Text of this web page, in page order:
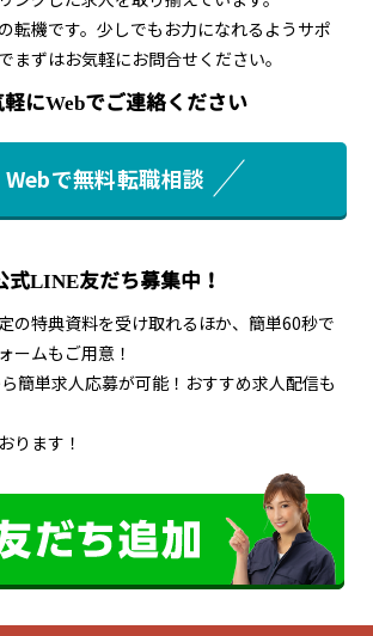
転機です。少しでもお力になれるようサポ
まずはお気軽にお問合せください。
軽にWebでご連絡ください
Webで無料転職相談
式LINE友だち募集中！
の特典資料を受け取れるほか、簡単60秒で
ームもご用意！
簡単求人応募が可能！おすすめ求人配信も
ります！